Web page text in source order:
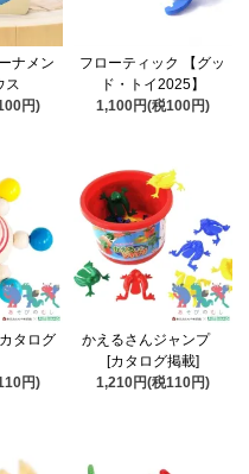
ナメン
ス
円)
フローティック 【グッ
ド・トイ2025】
1,100円(税100円)
タログ
円)
かえるさんジャンプ
[カタログ掲載]
1,210円(税110円)